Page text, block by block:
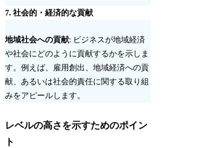
7.社会的・経済的な貢献
地域社会への貢献: ビジネスが地域経済
や社会にどのように貢献するかを示しま
す。例えば、雇用創出、地域経済への貢
献、あるいは社会的責任に関する取り組
みをアピールします。
レベルの高さを示すためのポイン
ト